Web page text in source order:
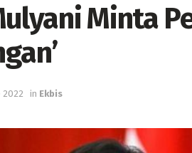
Minta
2022 in Ekbis